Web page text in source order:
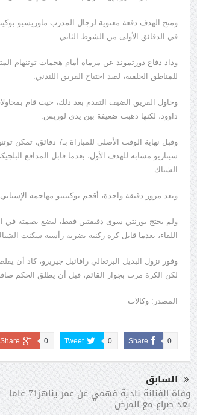
ومنح الهدف دفعة معنوية لرجال المدرب ماوريسيو
في الدقائق الأولى من الشوط الثاني.
وذاد دفاع دورتموند عن مرماه أمام هجمات توتنهام
للمناطق الخلفية، لصد اجتياح الفريق اللندني.
وحاول الفريق الضيف التقدم بعد ذلك، حيث قام
داوود، لكنها ذهبت ضعيفة بين يدي لوريس.
وقبل نهاية الوقت
سيناريو مشابه للهدف الأول، بعدما قابل المدافع
الشباك.
وبعد مرور دقيقة واحدة، أقحم بوكيتينو مهاجمه
ولم يحتج يورنتي سوى دقيقتين فقط، ليضع بصمته في
اللقاء، بعدما قابل كرة ركنية بضربة رأسية سكنت
وفور نزول البديل البرتغالي رافائيل جيريرو، كاد أن
لكن الكرة مرت بجوار القائم، قبل أن يطلق الحكم صافرة
المصدر: وكالات
Share 0
Tweet 0
Share 0
السابق
وفاة الفنانة نادية فهمي عن عمر يناهز71 عاما
بعد صراع مع المرض